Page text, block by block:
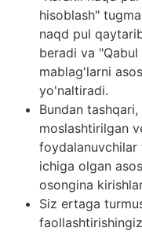
hisoblash"
naqd pul
beradi va
mablag'larni
yo'naltiradi.
Bundan
moslashtirilgan
ichiga olgan
osongina
Siz ertaga